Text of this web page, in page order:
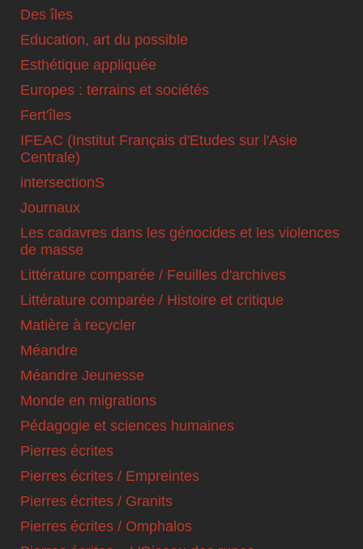
Des îles
Education, art du possible
Esthétique appliquée
Europes : terrains et sociétés
Fert'îles
IFEAC (Institut Français d'Etudes sur l'Asie
Centrale)
intersectionS
Journaux
Les cadavres dans les génocides et les violences
de masse
Littérature comparée / Feuilles d'archives
Littérature comparée / Histoire et critique
Matière à recycler
Méandre
Méandre Jeunesse
Monde en migrations
Pédagogie et sciences humaines
Pierres écrites
Pierres écrites / Empreintes
Pierres écrites / Granits
Pierres écrites / Omphalos